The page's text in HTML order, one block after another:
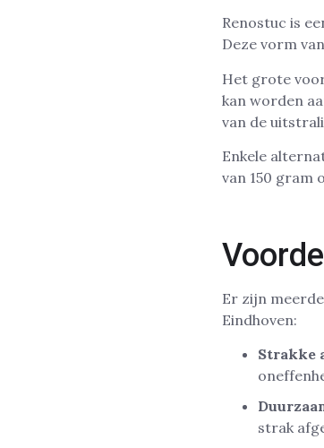
Renostuc is
Deze vorm
Het grote
kan worden
van de
Enkele
van 150 gram
Er zijn
Eindhoven:
Strakke
strak